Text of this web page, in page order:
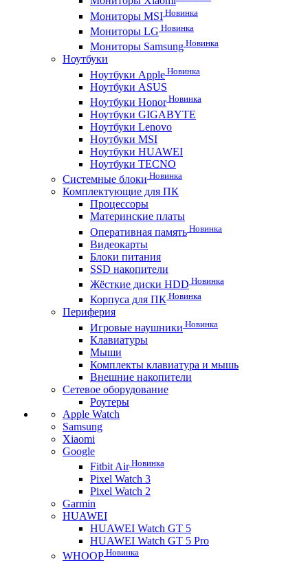
Мониторы MSI Новинка
Мониторы LG Новинка
Мониторы Samsung Новинка
Ноутбуки
Ноутбуки Apple Новинка
Ноутбуки ASUS
Ноутбуки HonorНовинка
Ноутбуки GIGABYTE
Ноутбуки Lenovo
Ноутбуки MSI
Ноутбуки HUAWEI
Ноутбуки TECNO
Системные блоки Новинка
Комплектующие для ПК
Процессоры
Материнские платы
Оперативная память Новинка
Видеокарты
Блоки питания
SSD накопители
Жёсткие диски HDD Новинка
Корпуса для ПК Новинка
Периферия
Игровые наушники Новинка
Клавиатуры
Мыши
Комплекты клавиатура и мышь
Внешние накопители
Сетевое оборудование
Роутеры
Apple Watch
Samsung
Xiaomi
Google
Fitbit AirНовинка
Pixel Watch 3
Pixel Watch 2
Garmin
HUAWEI
HUAWEI Watch GT 5
HUAWEI Watch GT 5 Pro
WHOOP Новинка